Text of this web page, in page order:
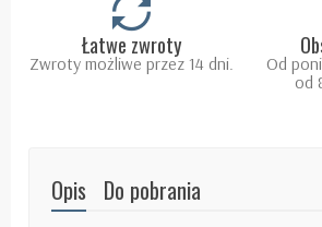
Łatwe zwroty
Zwroty możliwe przez 14 dni.
Od
od
Opis Do pobrania